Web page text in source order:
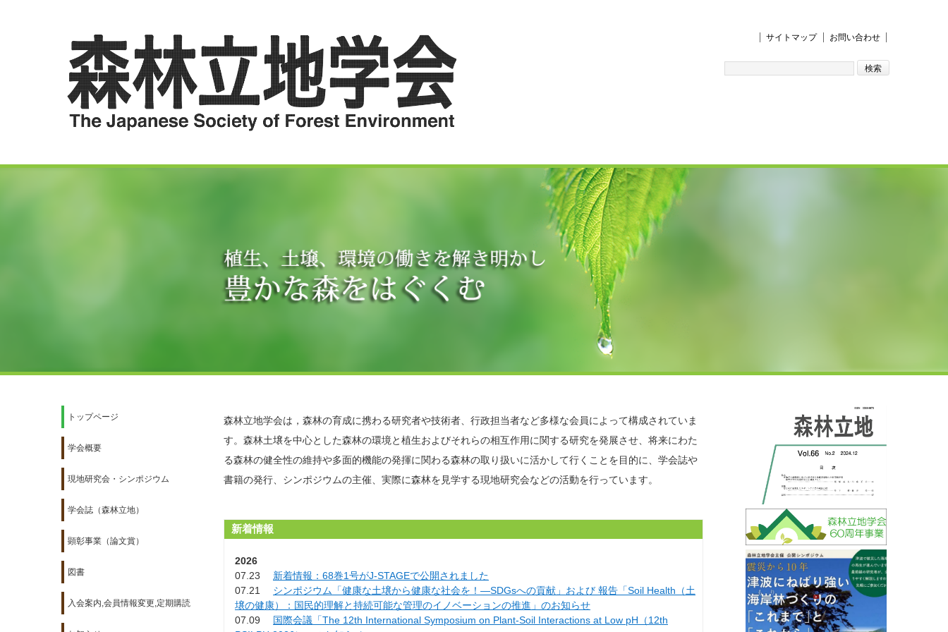
サイトマップ お問い合わせ
トップページ
学会概要
現地研究会・シンポジウム
学会誌（森林立地）
顕彰事業（論文賞）
図書
入会案内,会員情報変更,定期購読
森林立地学会は，森林の育成に携わる研究者や技術者、行政担当者など多様な会員によって構成されていま
す。森林土壌を中心とした森林の環境と植生およびそれらの相互作用に関する研究を発展させ、将来にわた
る森林の健全性の維持や多面的機能の発揮に関わる森林の取り扱いに活かして行くことを目的に、学会誌や
書籍の発行、シンポジウムの主催、実際に森林を見学する現地研究会などの活動を行っています。
新着情報
2026
07.23
新着情報：68巻1号がJ-STAGEで公開されました
07.21
シンポジウム「健康な土壌から健康な社会を！―SDGsへの貢献」および 報告「Soil Health（土
壌の健康）：国民的理解と持続可能な管理のイノベーションの推進」のお知らせ
07.09
国際会議「The 12th International Symposium on Plant-Soil Interactions at Low pH（12th